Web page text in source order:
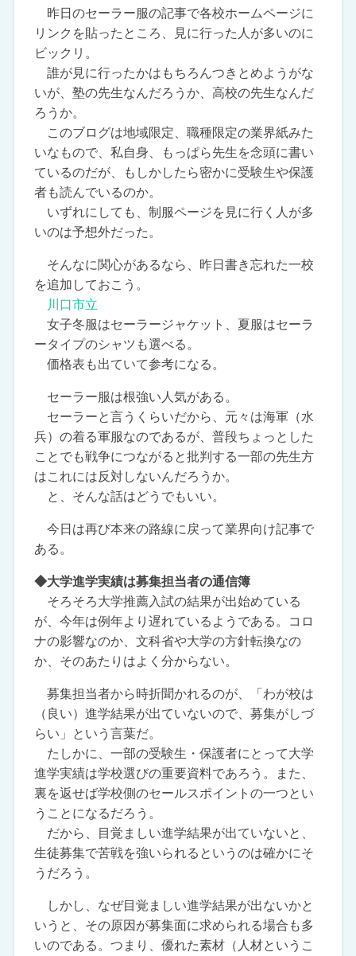
昨日のセーラー服の記事で各校ホームページに
リンクを貼ったところ、見に行った人が多いのに
ビックリ。
誰が見に行ったかはもちろんつきとめようがな
いが、塾の先生なんだろうか、高校の先生なんだ
ろうか。
このブログは地域限定、職種限定の業界紙みた
いなもので、私自身、もっぱら先生を念頭に書い
ているのだが、もしかしたら密かに受験生や保護
者も読んでいるのか。
いずれにしても、制服ページを見に行く人が多
いのは予想外だった。
そんなに関心があるなら、昨日書き忘れた一校
を追加しておこう。
川口市立
女子冬服はセーラージャケット、夏服はセーラ
ータイプのシャツも選べる。
価格表も出ていて参考になる。
セーラー服は根強い人気がある。
セーラーと言うくらいだから、元々は海軍（水
兵）の着る軍服なのであるが、普段ちょっとした
ことでも戦争につながると批判する一部の先生方
はこれには反対しないんだろうか。
と、そんな話はどうでもいい。
今日は再び本来の路線に戻って業界向け記事で
ある。
◆大学進学実績は募集担当者の通信簿
そろそろ大学推薦入試の結果が出始めている
が、今年は例年より遅れているようである。コロ
ナの影響なのか、文科省や大学の方針転換なの
か、そのあたりはよく分からない。
募集担当者から時折聞かれるのが、「わが校は
（良い）進学結果が出ていないので、募集がしづ
らい」という言葉だ。
たしかに、一部の受験生・保護者にとって大学
進学実績は学校選びの重要資料であろう。また、
裏を返せば学校側のセールスポイントの一つとい
うことになるだろう。
だから、目覚ましい進学結果が出ていないと、
生徒募集で苦戦を強いられるというのは確かにそ
うだろう。
しかし、なぜ目覚ましい進学結果が出ないかと
いうと、その原因が募集面に求められる場合も多
いのである。つまり、優れた素材（人材というこ